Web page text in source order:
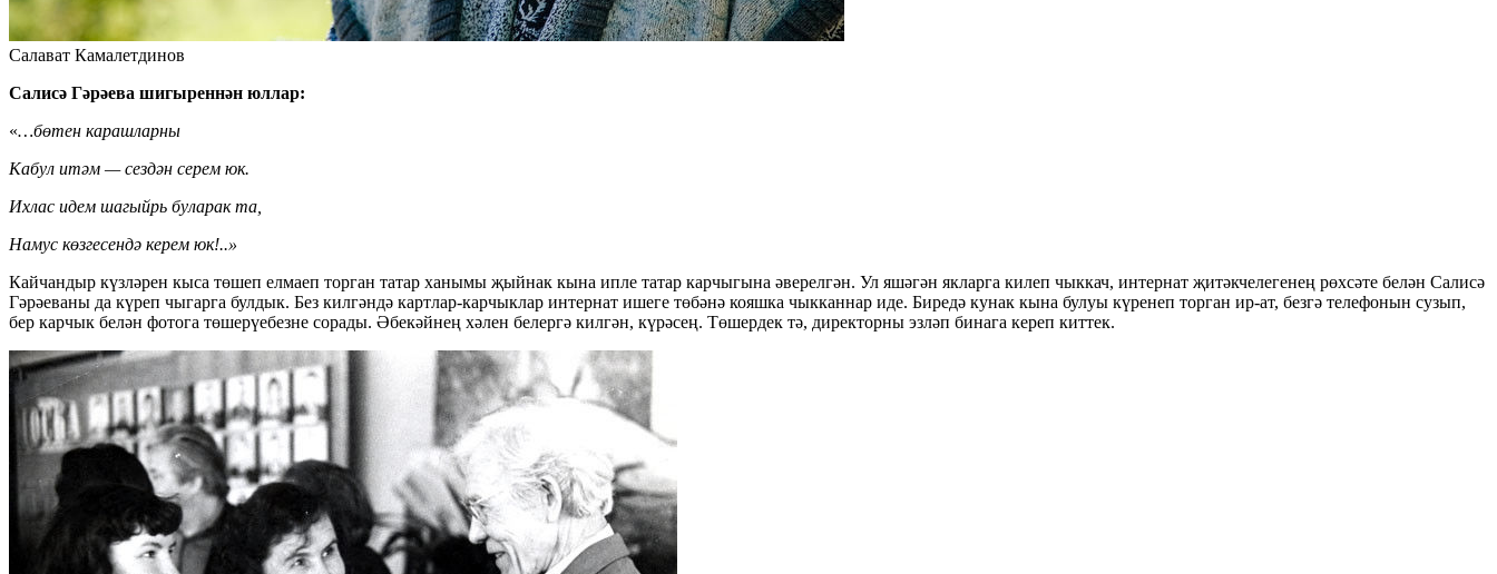
Салават Камалетдинов
Салисә Гәрәева шигыреннән юллар:
«…бөтен карашларны
Кабул итәм — сездән серем юк.
Ихлас идем шагыйрь буларак та,
Намус көзгесендә керем юк!..»
Кайчандыр күзләрен кыса төшеп елмаеп торган татар ханымы җыйнак кына ипле татар карчыгына әверелгән. Ул яшәгән якларга килеп чыккач, интернат җитәкчелегенең рөхсәте белән Салисә
Гәрәеваны да күреп чыгарга булдык. Без килгәндә картлар-карчыклар интернат ишеге төбәнә кояшка чыкканнар иде. Биредә кунак кына булуы күренеп торган ир-ат, безгә телефонын сузып,
бер карчык белән фотога төшерүебезне сорады. Әбекәйнең хәлен белергә килгән, күрәсең. Төшердек тә, директорны эзләп бинага кереп киттек.